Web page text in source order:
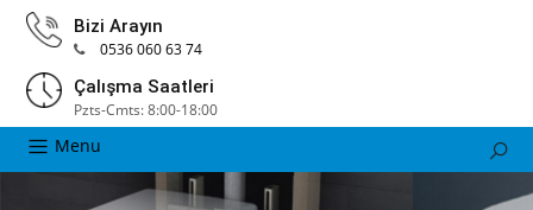
Bizi Arayın
0536 060 63 74
Çalışma Saatleri
Pzts-Cmts: 8:00-18:00
Menu